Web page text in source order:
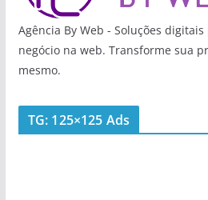
Agência By Web - Soluções
negócio na web. Transforme sua
mesmo.
TG: 125×125 Ads